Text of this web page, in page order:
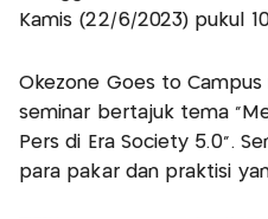
Kamis (22/6/2023) pukul
Okezone Goes to Campus
seminar bertajuk tema
Pers di Era Society 5.0".
para pakar dan praktisi